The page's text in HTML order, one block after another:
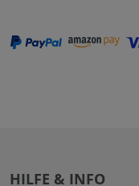
HILFE & INFO